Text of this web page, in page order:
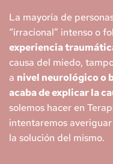
La mayoría de
“irracional” intenso o
experiencia
causa del miedo,
a nivel neurológico o
acaba de explicar la
solemos hacer en
intentaremos
la solución del mismo.